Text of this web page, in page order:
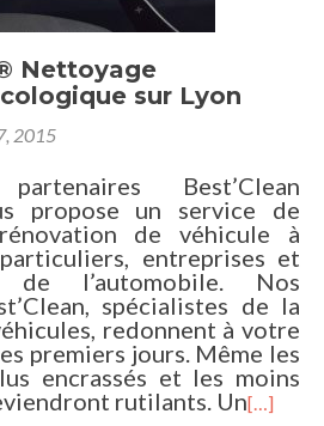
Nettoyage
sur Lyon
2015
Best’Clean
propose un service de
de véhicule à
entreprises et
de l’automobile. Nos
spécialistes de la
redonnent à votre
premiers jours. Même les
encrassés et les moins
rutilants. Un[…]